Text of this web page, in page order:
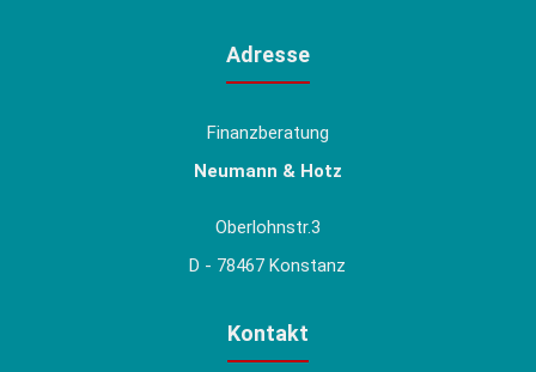
Adresse
Finanzberatung
Neumann & Hotz
Oberlohnstr.3
D - 78467 Konstanz
Kontakt